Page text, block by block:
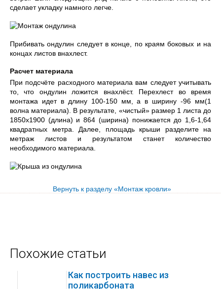
сделает укладку намного легче.
Прибивать ондулин следует в конце, по краям боковых и на
концах листов внахлест.
Расчет материала
При подсчёте расходного материала вам следует учитывать
то, что ондулин ложится внахлёст. Перехлест во время
монтажа идет в длину 100-150 мм, а в ширину -96 мм(1
волна материала). В результате, «чистый» размер 1 листа до
1850х1900 (длина) и 864 (ширина) понижается до 1,6-1,64
квадратных метра. Далее, площадь крыши разделите на
метраж листов и результатом станет количество
необходимого материала.
Вернуть к разделу «Монтаж кровли»
Похожие статьи
Как построить навес из
поликарбоната